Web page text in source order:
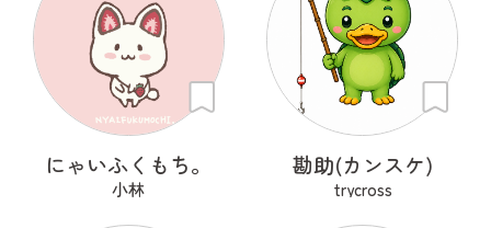
にゃいふくもち。
小林
勘助(カンスケ)
trycross